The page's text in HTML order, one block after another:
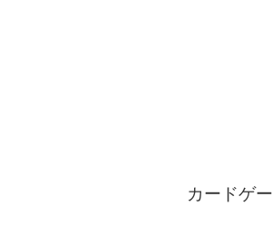
カードゲ